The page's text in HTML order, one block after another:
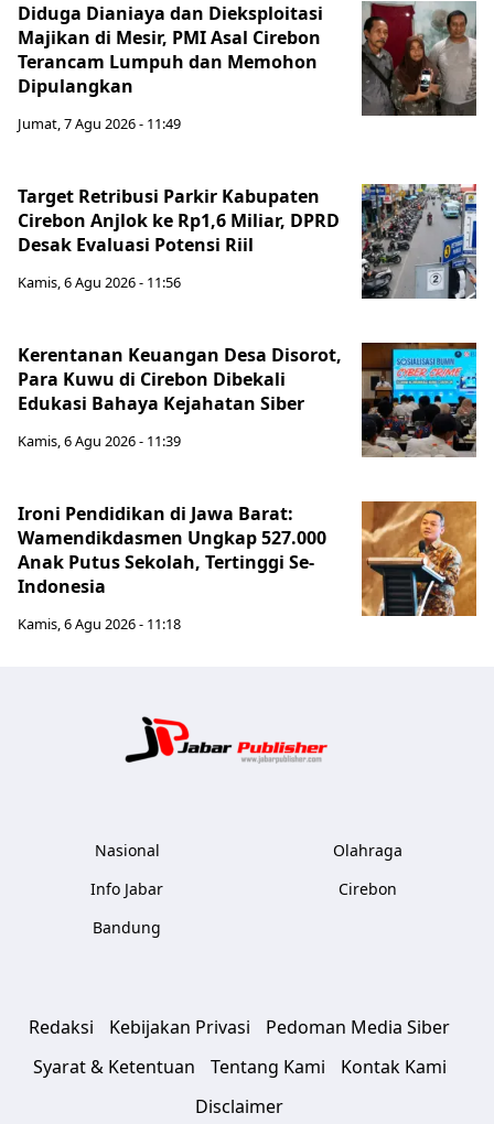
Diduga Dianiaya dan Dieksploitasi
Majikan di Mesir, PMI Asal Cirebon
Terancam Lumpuh dan Memohon
Dipulangkan
Jumat, 7 Agu 2026 - 11:49
Target Retribusi Parkir Kabupaten
Cirebon Anjlok ke Rp1,6 Miliar, DPRD
Desak Evaluasi Potensi Riil
Kamis, 6 Agu 2026 - 11:56
Kerentanan Keuangan Desa Disorot,
Para Kuwu di Cirebon Dibekali
Edukasi Bahaya Kejahatan Siber
Kamis, 6 Agu 2026 - 11:39
Ironi Pendidikan di Jawa Barat:
Wamendikdasmen Ungkap 527.000
Anak Putus Sekolah, Tertinggi Se-
Indonesia
Kamis, 6 Agu 2026 - 11:18
Nasional
Info Jabar
Bandung
Olahraga
Cirebon
Redaksi Kebijakan Privasi
Pedoman Media Siber
Syarat & Ketentuan
Tentang Kami
Kontak Kami
Disclaimer